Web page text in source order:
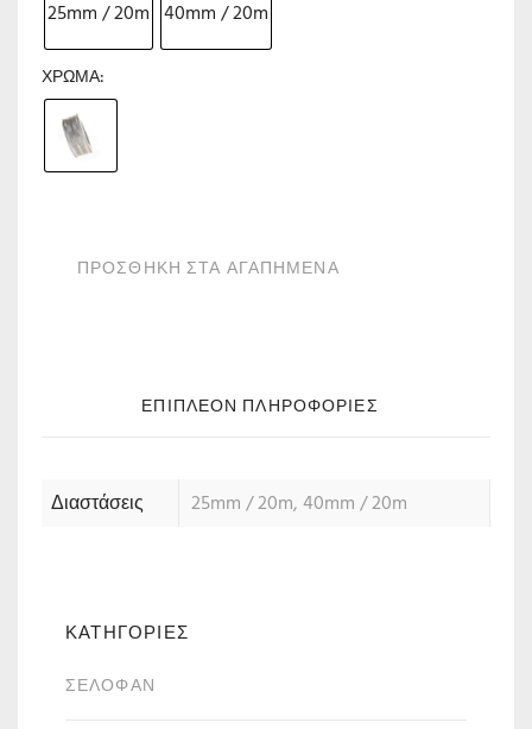
25mm / 20m 40mm / 20m
ΧΡΏΜΑ
ΠΡΟΣΘΗΚΗ ΣΤΑ ΑΓΑΠΗΜΕΝΑ
ΕΠΙΠΛΈΟΝ ΠΛΗΡΟΦΟΡΊΕΣ
Διαστάσεις 25mm / 20m, 40mm / 20m
ΚΑΤΗΓΟΡΙΕΣ
ΣΕΛΟΦΆΝ